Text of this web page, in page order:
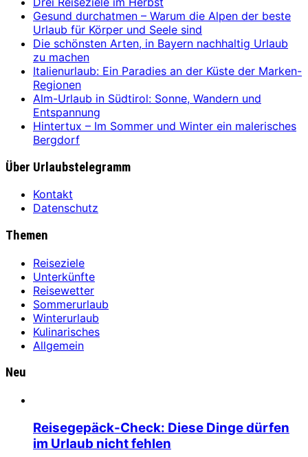
Gesund durchatmen – Warum die Alpen der beste
Urlaub für Körper und Seele sind
Die schönsten Arten, in Bayern nachhaltig Urlaub
zu machen
Italienurlaub: Ein Paradies an der Küste der Marken-
Regionen
Alm-Urlaub in Südtirol: Sonne, Wandern und
Entspannung
Hintertux – Im Sommer und Winter ein malerisches
Bergdorf
Über Urlaubstelegramm
Kontakt
Datenschutz
Themen
Reiseziele
Unterkünfte
Reisewetter
Sommerurlaub
Winterurlaub
Kulinarisches
Allgemein
Neu
Reisegepäck-Check: Diese Dinge dürfen
im Urlaub nicht fehlen